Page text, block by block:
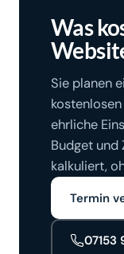
Was
Sie planen
ehrliche
Budget
kalkuliert,
Termin
07153